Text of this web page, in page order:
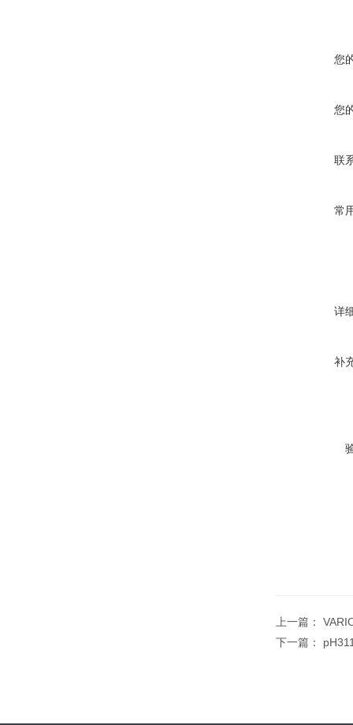
您
您
联
常
详
补
上一篇：
下一篇：